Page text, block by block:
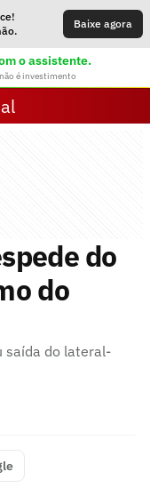
Baixe agora
o assistente.
é investimento
do
do
saída do lateral-